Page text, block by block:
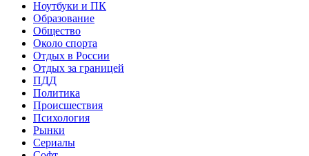
Ноутбуки и ПК
Образование
Общество
Около спорта
Отдых в России
Отдых за границей
ПДД
Политика
Происшествия
Психология
Рынки
Сериалы